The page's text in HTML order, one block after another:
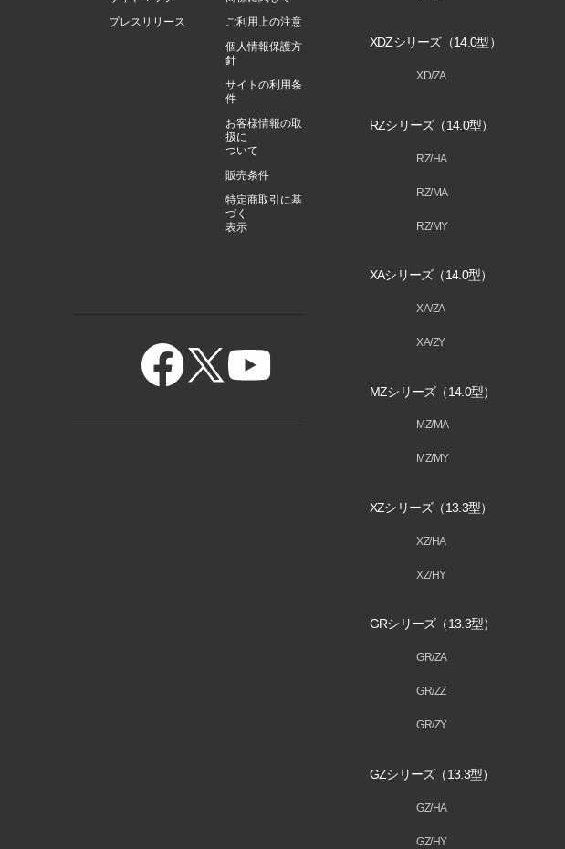
プレスリリース
ご利用上の注意
個人情報保護方
針
サイトの利用条
件
お客様情報の取
扱に
ついて
販売条件
特定商取引に基
づく
表示
XDZシリーズ（14.0型）
XD/ZA
RZシリーズ（14.0型）
RZ/HA
RZ/MA
RZ/MY
XAシリーズ（14.0型）
XA/ZA
XA/ZY
MZシリーズ（14.0型）
MZ/MA
MZ/MY
XZシリーズ（13.3型）
XZ/HA
XZ/HY
GRシリーズ（13.3型）
GR/ZA
GR/ZZ
GR/ZY
GZシリーズ（13.3型）
GZ/HA
GZ/HY